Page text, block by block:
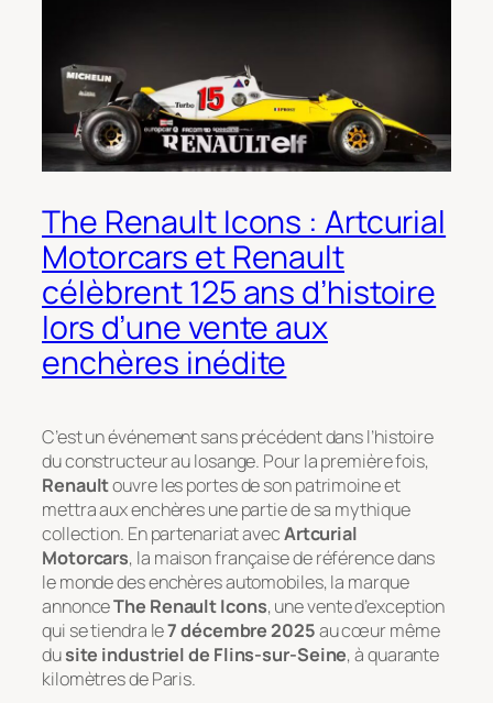
The Renault Icons : Artcurial
Motorcars et Renault
célèbrent 125 ans d’histoire
lors d’une vente aux
enchères inédite
C’est un événement sans précédent dans l’histoire
du constructeur au losange. Pour la première fois,
Renaultouvre les portes de son patrimoine et
mettra aux enchères une partie de sa mythique
collection. En partenariat avecArtcurial
Motorcars, la maison française de référence dans
le monde des enchères automobiles, la marque
annonceThe Renault Icons, une vente d’exception
qui se tiendra le7 décembre 2025au cœur même
dusite industriel de Flins-sur-Seine, à quarante
kilomètres de Paris.